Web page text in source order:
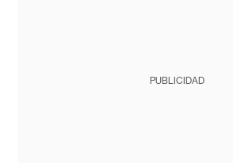
PUBLICIDAD